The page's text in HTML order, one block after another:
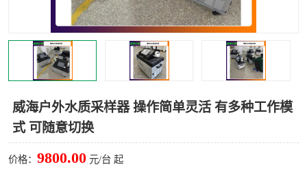
威海户外水质采样器 操作简单灵活 有多种工作模
式 可随意切换
价格： 9800.00 元/台 起
烟尘烟气设备 大气采样器
粉尘设备
新宇宙仪器
烟尘净化器